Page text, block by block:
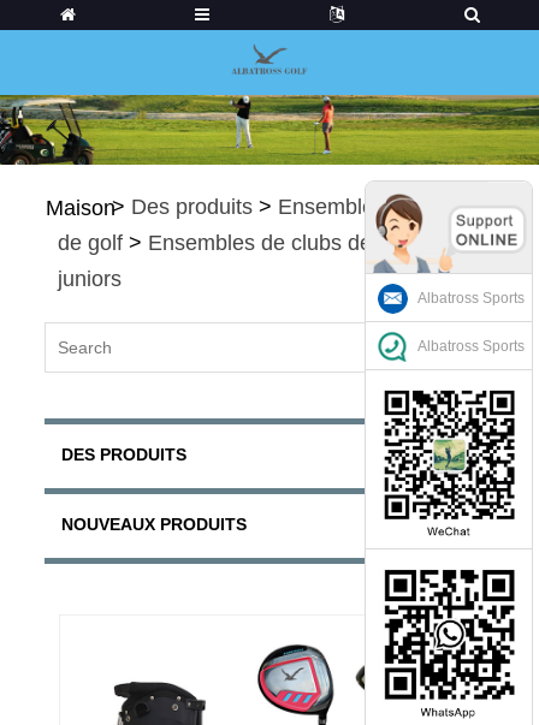
Maison> Des produits > Ensembles de clubs
de golf > Ensembles de clubs de golf
juniors
DES PRODUITS
NOUVEAUX PRODUITS
Albatross Sports
Albatross Sports